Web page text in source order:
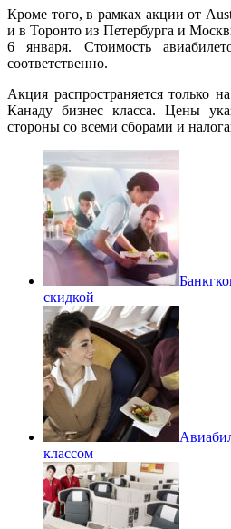
Кроме того, в рамках акции от
и в Торонто из Петербурга и
6 января. Стоимость
соответственно.
Акция распространяется только
Канаду бизнес класса. Цены
стороны со всеми сборами и
скидкой
классом